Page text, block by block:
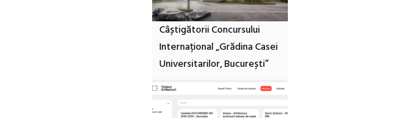
Câștigătorii Concursului
Internațional „Grădina Casei
Universitarilor, București”